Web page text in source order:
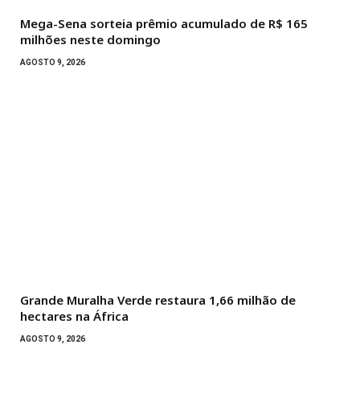
Mega-Sena sorteia prêmio acumulado de R$ 165
milhões neste domingo
AGOSTO 9, 2026
Grande Muralha Verde restaura 1,66 milhão de
hectares na África
AGOSTO 9, 2026